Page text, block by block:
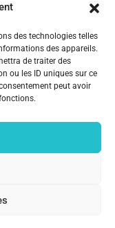
des technologies telles
des appareils.
de traiter des
ou les ID uniques sur ce
peut avoir